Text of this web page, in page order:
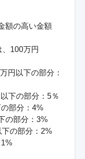
額の高い金額
100万円
円以下の部分：
下の部分：5％
部分：4%
の部分：3%
の部分：2%